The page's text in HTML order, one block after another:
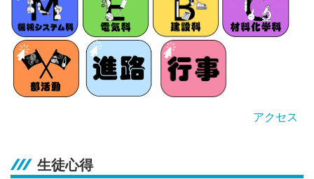
アクセス
生徒心得